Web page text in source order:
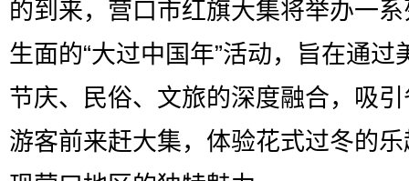
的到来，营口市红旗大集将举办一
生面的“大过中国年”活动，旨在通过
节庆、民俗、文旅的深度融合，吸
游客前来赶大集，体验花式过冬的